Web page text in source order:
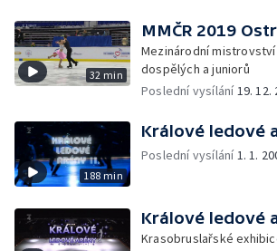
32 min
MMČR 2019
Mezinárodní
dospělých a juniorů
Poslední vysílání19. 12.
188 min
Králové ledové
Poslední vysílání1. 1.
Králové ledové
Krasobruslařské